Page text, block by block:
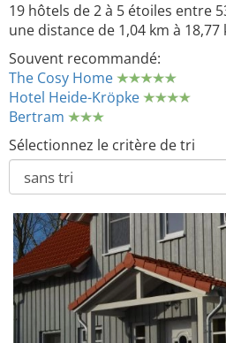
19 hôtels de 2 à 5 étoiles entre
une distance de 1,04 km à 18,77
Souvent recommandé:
The Cosy Home
Hotel Heide-Kröpke
Bertram
Sélectionnez le critère de tri